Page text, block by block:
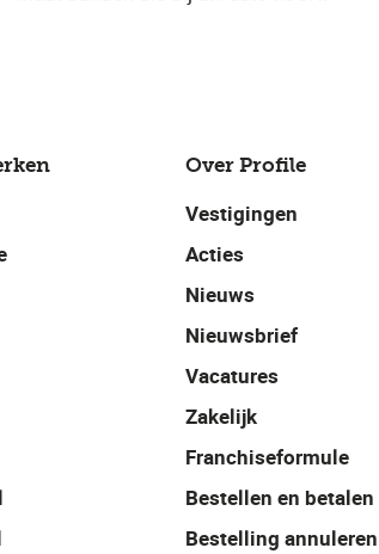
Over Profile
Vestigingen
Acties
Nieuws
Nieuwsbrief
Vacatures
Zakelijk
Franchiseformule
Bestellen en betalen
Bestelling annuleren